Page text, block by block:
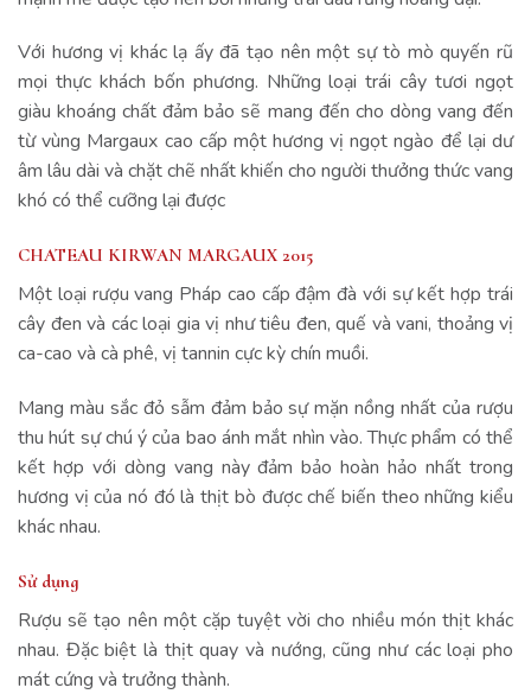
Với hương vị khác lạ ấy đã tạo nên một sự tò mò quyến rũ
mọi thực khách bốn phương. Những loại trái cây tươi ngọt
giàu khoáng chất đảm bảo sẽ mang đến cho dòng vang đến
từ vùng Margaux cao cấp một hương vị ngọt ngào để lại dư
âm lâu dài và chặt chẽ nhất khiến cho người thưởng thức vang
khó có thể cưỡng lại được
CHATEAU KIRWAN MARGAUX 2015
Một loại rượu vang Pháp cao cấp đậm đà với sự kết hợp trái
cây đen và các loại gia vị như tiêu đen, quế và vani, thoảng vị
ca-cao và cà phê, vị tannin cực kỳ chín muồi.
Mang màu sắc đỏ sẫm đảm bảo sự mặn nồng nhất của rượu
thu hút sự chú ý của bao ánh mắt nhìn vào. Thực phẩm có thể
kết hợp với dòng vang này đảm bảo hoàn hảo nhất trong
hương vị của nó đó là thịt bò được chế biến theo những kiểu
khác nhau.
Sử dụng
Rượu sẽ tạo nên một cặp tuyệt vời cho nhiều món thịt khác
nhau. Đặc biệt là thịt quay và nướng, cũng như các loại pho
mát cứng và trưởng thành.